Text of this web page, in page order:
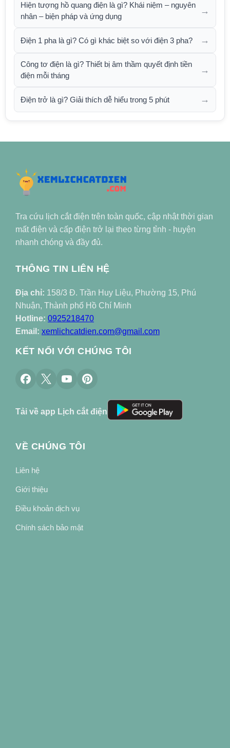
Hiện tượng hồ quang điện là gì? Khái niệm – nguyên
nhân – biện pháp và ứng dụng
→
Điện 1 pha là gì? Có gì khác biệt so với điện 3 pha? →
Công tơ điện là gì? Thiết bị âm thầm quyết định tiền
điện mỗi tháng
→
Điện trở là gì? Giải thích dễ hiểu trong 5 phút →
Tra cứu lịch cắt điện trên toàn quốc, cập nhật thời gian
mất điện và cấp điện trở lại theo từng tỉnh - huyện
nhanh chóng và đầy đủ.
THÔNG TIN LIÊN HỆ
Địa chỉ: 158/3 Đ. Trần Huy Liệu, Phường 15, Phú
Nhuận, Thành phố Hồ Chí Minh
Hotline: 0925218470
Email: xemlichcatdien.com@gmail.com
KẾT NỐI VỚI CHÚNG TÔI
Tải về app Lịch cắt điện
VỀ CHÚNG TÔI
Liên hệ
Giới thiệu
Điều khoản dịch vụ
Chính sách bảo mật